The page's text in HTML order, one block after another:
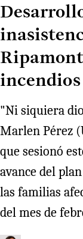
incendios
"Ni siquiera
Marlen Pérez
que sesionó
avance del
las familias
del mes de